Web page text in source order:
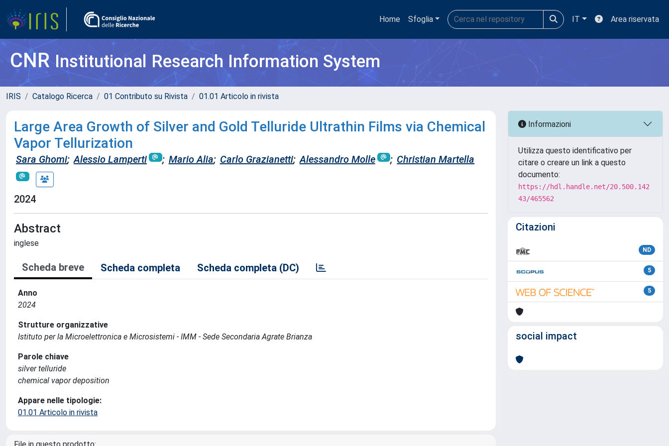
Home Sfoglia IT Area riservata
CNRInstitutional Research Information System
IRIS Catalogo Ricerca 01 Contributo su Rivista 01.01 Articolo in rivista
Large Area Growth of Silver and Gold Telluride Ultrathin Films via Chemical
Vapor Tellurization
Sara Ghomi; Alessio Lamperti ; Mario Alia; Carlo Grazianetti; Alessandro Molle ; Christian Martella
2024
Abstract
inglese
Scheda breve Scheda completa Scheda completa (DC)
Anno
2024
Strutture organizzative
Istituto per la Microelettronica e Microsistemi - IMM - Sede Secondaria Agrate Brianza
Parole chiave
silver telluride
chemical vapor deposition
Appare nelle tipologie:
01.01 Articolo in rivista
Informazioni
Utilizza questo identificativo per
citare o creare un link a questo
documento:
https://hdl.handle.net/20.500.142
43/465562
Citazioni
ND
5
5
social impact